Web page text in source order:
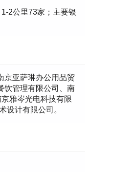
2公里73家；主要银
京亚萨琳办公用品贸
饮管理有限公司、南
雅岑光电科技有限
设计有限公司。